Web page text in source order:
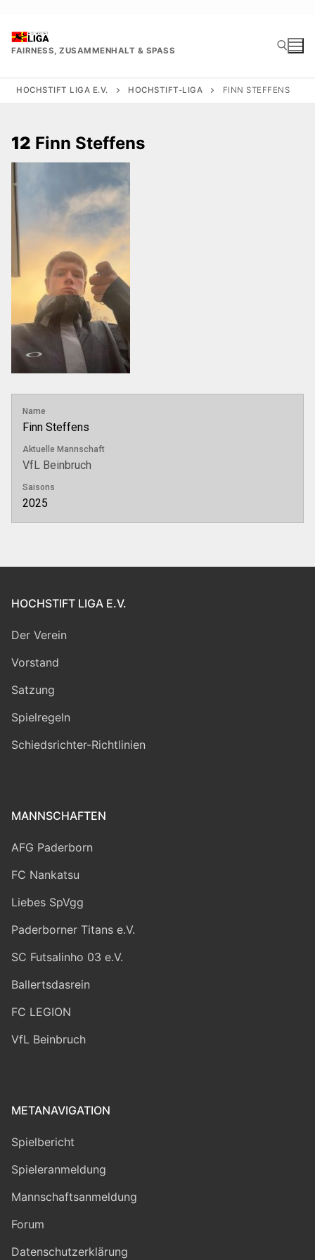
springen
FAIRNESS, ZUSAMMENHALT & SPASS
HOCHSTIFT LIGA E.V. HOCHSTIFT-LIGA FINN STEFFENS
12 Finn Steffens
Name
Finn Steffens
Aktuelle Mannschaft
VfL Beinbruch
Saisons
2025
HOCHSTIFT LIGA E.V.
Der Verein
Vorstand
Satzung
Spielregeln
Schiedsrichter-Richtlinien
MANNSCHAFTEN
AFG Paderborn
FC Nankatsu
Liebes SpVgg
Paderborner Titans e.V.
SC Futsalinho 03 e.V.
Ballertsdasrein
FC LEGION
VfL Beinbruch
METANAVIGATION
Spielbericht
Spieleranmeldung
Mannschaftsanmeldung
Forum
Datenschutzerklärung